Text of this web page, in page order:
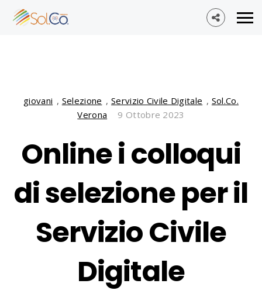
giovani , Selezione ,Servizio Civile Digitale , Sol.Co.
Verona
9 Ottobre 2023
Online i colloqui
di selezione per il
Servizio Civile
Digitale